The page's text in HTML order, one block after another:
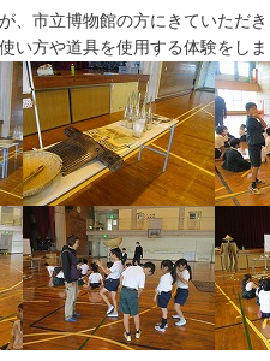
、市立博物館の方にきていただ
い方や道具を使用する体験をしま